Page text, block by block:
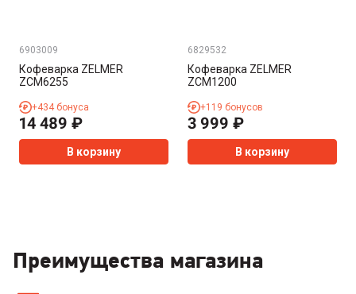
6903009
Кофеварка ZELMER
ZCM6255
+434 бонуса
14 489 ₽
В корзину
6829532
Кофеварка ZELMER
ZCM1200
+119 бонусов
3 999 ₽
В корзину
Преимущества магазина